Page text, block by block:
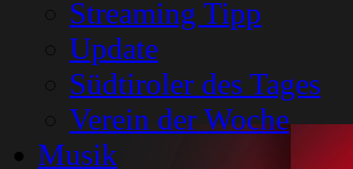
Streaming Tipp
Update
Südtiroler des Tages
Verein der Woche
Musik